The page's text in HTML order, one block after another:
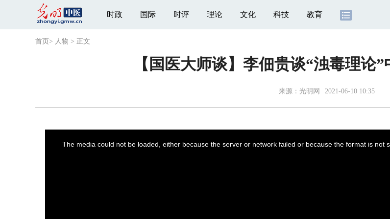
时政 国际 时评 理论 文化 科技 教育
首页 > 人物 > 正文
【国医大师谈】李佃贵谈“浊毒理论
来源： 光明网 2021-06-10 10:35
The media could not be loaded, either because the server or network failed or because the format is not